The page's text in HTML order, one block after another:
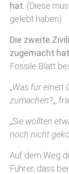
hat. (Diese
gelebt haben)
Die zweite
zugemacht hat
Fossile Blatt
„Was für einen
zumachen?„,
„Sie wollten
noch nicht
Auf dem Weg
Führer, dass